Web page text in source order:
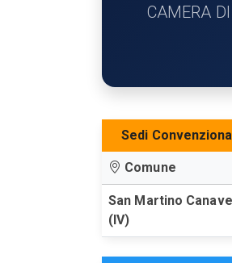
CAMERA
Sedi
Comune
San Martino
(IV)